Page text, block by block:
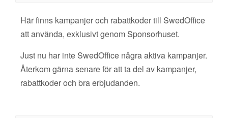
Här finns kampanjer och rabattkoder till SwedOffice
att använda, exklusivt genom Sponsorhuset.
Just nu har inte SwedOffice några aktiva kampanjer.
Återkom gärna senare för att ta del av kampanjer,
rabattkoder och bra erbjudanden.